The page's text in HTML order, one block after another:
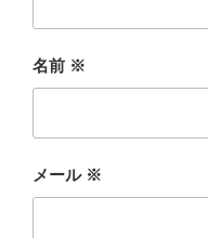
名前 ※
メール ※